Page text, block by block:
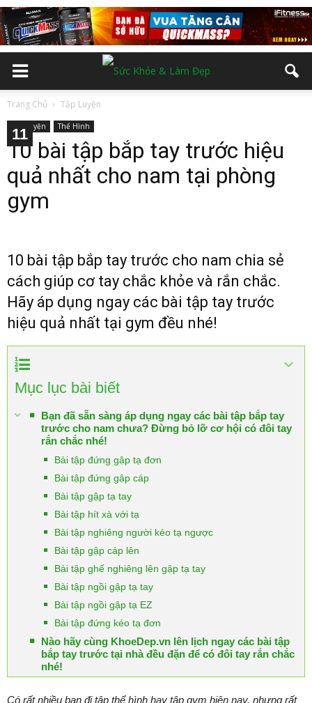
Trang Chủ Tập Luyện
Tập Luyện Thể Hình
10 bài tập bắp tay trước hiệu
quả nhất cho nam tại phòng
gym
10 bài tập bắp tay trước cho nam chia sẻ
cách giúp cơ tay chắc khỏe và rắn chắc.
Hãy áp dụng ngay các bài tập tay trước
hiệu quả nhất tại gym đều nhé!
Mục lục bài biết
Bạn đã sẵn sàng áp dụng ngay các bài tập bắp tay
trước cho nam chưa? Đừng bỏ lỡ cơ hội có đôi tay
rắn chắc nhé!
Bài tập đứng gập tạ đơn
Bài tập đứng gập cáp
Bài tập gập tạ tay
Bài tập hít xà với tạ
Bài tập nghiêng người kéo tạ ngược
Bài tập gập cáp lên
Bài tập ghế nghiêng lên gập tạ tay
Bài tập ngồi gập tạ tay
Bài tập ngồi gập tạ EZ
Bài tập đứng kéo tạ đơn
Nào hãy cùng KhoeDep.vn lên lịch ngay các bài tập
bắp tay trước tại nhà đều đặn để có đôi tay rắn chắc
nhé!
Có rất nhiều bạn đi tập thể hình hay tập gym hiện nay, nhưng rất
2
3
4
5
6
7
8
9
10
11